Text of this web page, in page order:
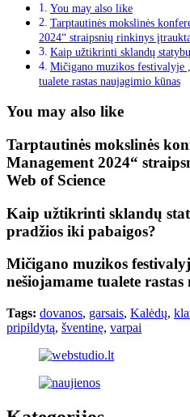
You may also like
Tarptautinės mokslinės
2024“ straipsnių rinkinys
Kaip užtikrinti sklandų
Mičigano muzikos festivalyje
tualete rastas naujagimio kūnas
You may also like
Tarptautinės mokslinės
Management 2024“
Web of Science
Kaip užtikrinti sklandų
pradžios iki pabaigos?
Mičigano muzikos
nešiojamame tualete
Tags: dovanos, garsais, Kalėdų,
pripildytą, šventinę, varpai